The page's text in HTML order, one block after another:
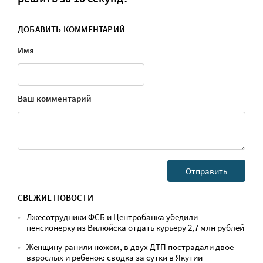
ДОБАВИТЬ КОММЕНТАРИЙ
Имя
Ваш комментарий
СВЕЖИЕ НОВОСТИ
Лжесотрудники ФСБ и Центробанка убедили
пенсионерку из Вилюйска отдать курьеру 2,7 млн рублей
Женщину ранили ножом, в двух ДТП пострадали двое
взрослых и ребенок: сводка за сутки в Якутии